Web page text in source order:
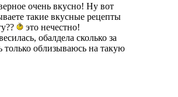
очень вкусно! Ну вот
такие вкусные рецепты
это нечестно!
обалдела сколько за
только облизываюсь на такую